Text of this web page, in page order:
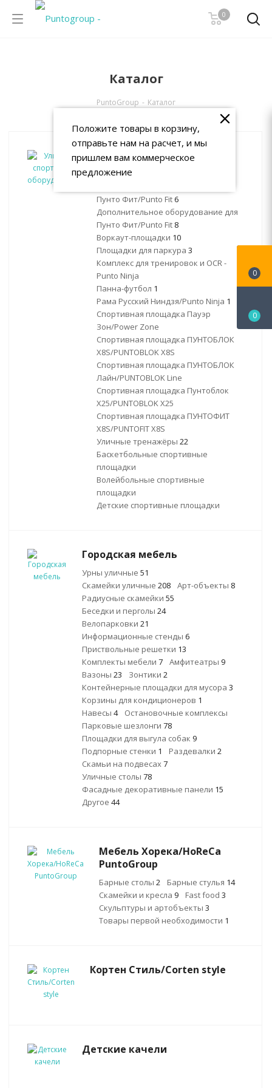
0
Каталог
PuntoGroup - Каталог
Уличное спортивное
оборудование
Пунто Фит/Punto Fit 6
Дополнительное оборудование для
Пунто Фит/Punto Fit 8
Воркаут-площадки 10
Площадки для паркура 3
Комплекс для тренировок и OCR -
Punto Ninja
Панна-футбол 1
Рама Русский Ниндзя/Punto Ninja 1
Спортивная площадка Пауэр
Зон/Power Zone
Спортивная площадка ПУНТОБЛОК
X8S/PUNTOBLOK X8S
Спортивная площадка ПУНТОБЛОК
Лайн/PUNTOBLOK Line
Спортивная площадка Пунтоблок
Х25/PUNTOBLOK X25
Спортивная площадка ПУНТОФИТ
X8S/PUNTOFIT X8S
Уличные тренажёры 22
Баскетбольные спортивные
площадки
Волейбольные спортивные
площадки
Детские спортивные площадки
Городская мебель
Урны уличные 51
Скамейки уличные 208 Арт-объекты 8
Радиусные скамейки 55
Беседки и перголы 24
Велопарковки 21
Информационные стенды 6
Приствольные решетки 13
Комплекты мебели 7 Амфитеатры 9
Вазоны 23 Зонтики 2
Контейнерные площадки для мусора 3
Корзины для кондиционеров 1
Навесы 4
Остановочные комплексы
Парковые шезлонги 78
Площадки для выгула собак 9
Подпорные стенки 1 Раздевалки 2
Скамьи на подвесах7
Уличные столы 78
Фасадные декоративные панели 15
Другое 44
Мебель Хорека/HoReCa
PuntoGroup
Барные столы 2 Барные стулья 14
Скамейки и кресла 9 Fast food 3
Скульптуры и артобъекты 3
Товары первой необходимости 1
Кортен Стиль/Corten style
Детские качели
0
0
Положите товары в корзину,
отправьте нам на расчет, и мы
пришлем вам коммерческое
предложение